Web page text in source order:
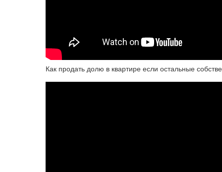
Как продать долю в квартире если остальные